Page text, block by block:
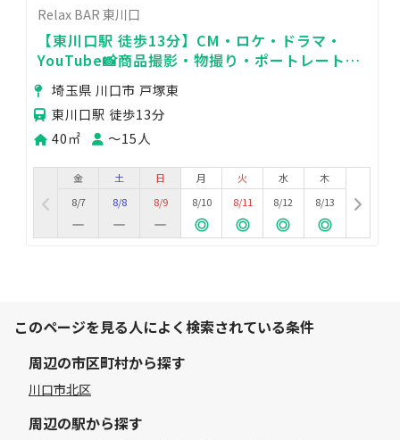
Relax BAR 東川口
【東川口駅 徒歩13分】CM・ロケ・ドラマ・
YouTube📸商品撮影・物撮り・ポートレート🌟
MV・PV🍃交流会・イベント✨
埼玉県 川口市 戸塚東
東川口駅 徒歩13分
40㎡
〜15人
金
8/7
土
8/8
日
8/9
月
8/10
火
8/11
水
8/12
木
8/13
このページを見る人によく検索されている条件
周辺の市区町村から探す
川口市北区
周辺の駅から探す